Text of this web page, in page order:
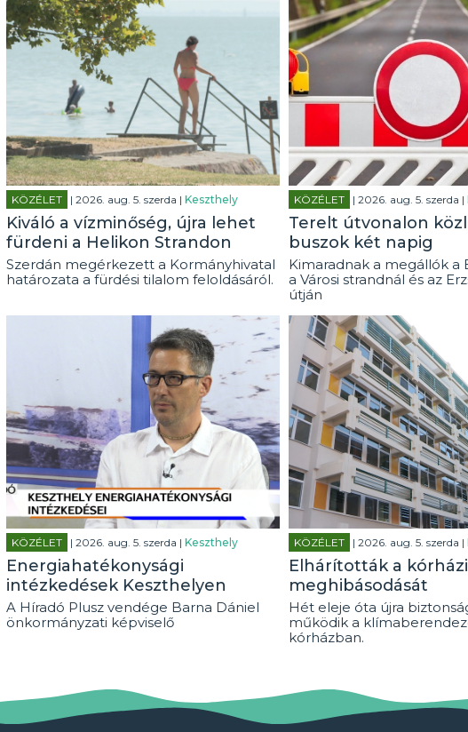
KÖZÉLET | 2026. aug. 5. szerda | Keszthely
Kiváló a vízminőség, újra lehet
fürdeni a Helikon Strandon
Szerdán megérkezett a Kormányhivatal
határozata a fürdési tilalom feloldásáról.
KÖZÉLET | 2026. aug. 5. szerda |
Terelt útvonalon
buszok két napig
Kimaradnak a megállók a
a Városi strandnál és az
útján
KÖZÉLET | 2026. aug. 5. szerda | Keszthely
Energiahatékonysági
intézkedések Keszthelyen
A Híradó Plusz vendége Barna Dániel
önkormányzati képviselő
KÖZÉLET | 2026. aug. 5. szerda |
Elhárították a
meghibásodását
Hét eleje óta újra
működik a
kórházban.